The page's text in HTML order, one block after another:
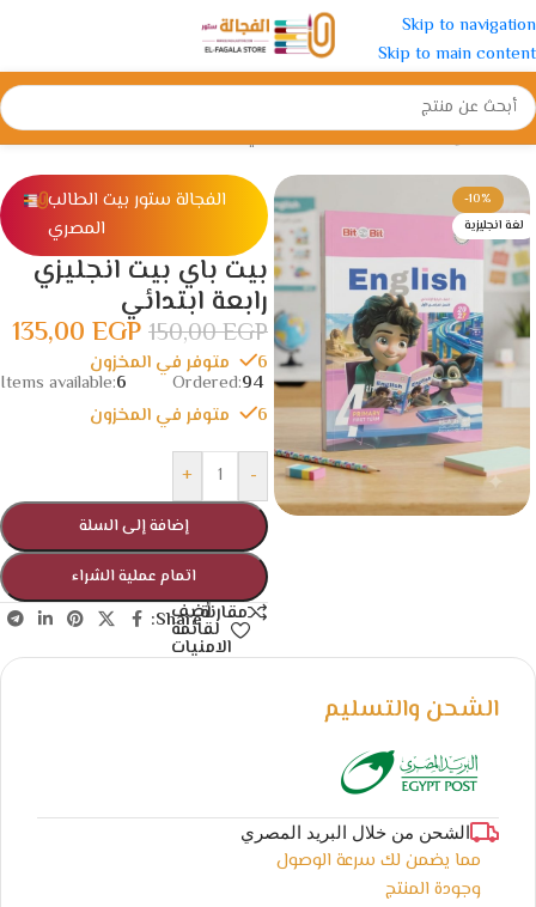
Skip to navigation
Skip to main content
الرئيسية/الإبتدائية/الصف الرابع الأبتدائي
-10%
لغة انجليزية
الفجالة ستور بيت الطالب
المصري
بيت باي بيت انجليزي
رابعة ابتدائي
150,00EGP
135,00 EGP
6 متوفر في المخزون
Ordered:94
Items available:6
6 متوفر في المخزون
-
+
إضافة إلى السلة
اتمام عملية الشراء
مقارنةأضف
لقائمة
الامنيات
Share:
الشحن والتسليم
الشحن من خلال البريد المصري
مما يضمن لك سرعة الوصول
وجودة المنتج